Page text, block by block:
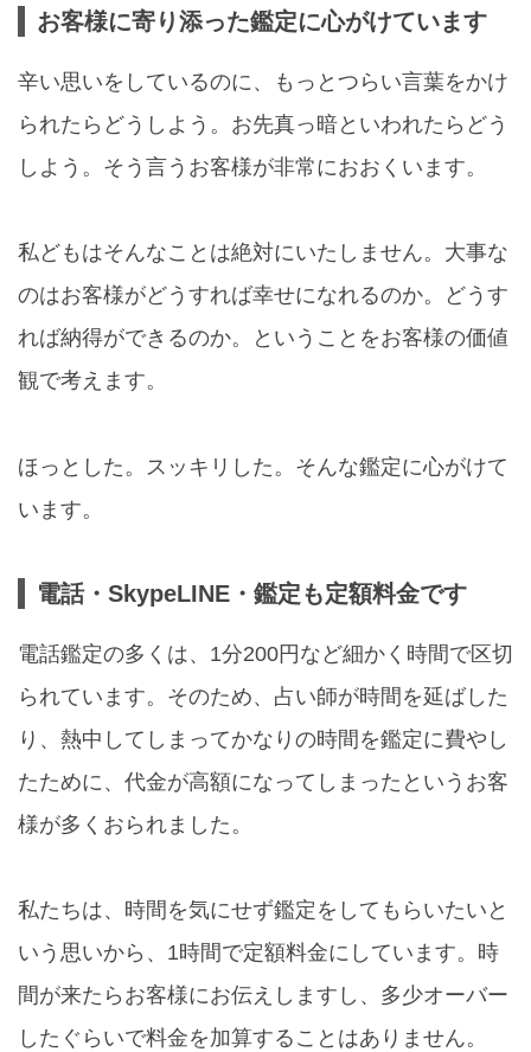
お客様に寄り添った鑑定に心がけています
辛い思いをしているのに、もっとつらい言葉をかけ
られたらどうしよう。お先真っ暗といわれたらどう
しよう。そう言うお客様が非常におおくいます。
私どもはそんなことは絶対にいたしません。大事な
のはお客様がどうすれば幸せになれるのか。どうす
れば納得ができるのか。ということをお客様の価値
観で考えます。
ほっとした。スッキリした。そんな鑑定に心がけて
います。
電話・SkypeLINE・鑑定も定額料金です
電話鑑定の多くは、1分200円など細かく時間で区切
られています。そのため、占い師が時間を延ばした
り、熱中してしまってかなりの時間を鑑定に費やし
たために、代金が高額になってしまったというお客
様が多くおられました。
私たちは、時間を気にせず鑑定をしてもらいたいと
いう思いから、1時間で定額料金にしています。時
間が来たらお客様にお伝えしますし、多少オーバー
したぐらいで料金を加算することはありません。